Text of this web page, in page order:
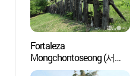
Fortaleza
Mongchontoseong (서울
몽촌토성)